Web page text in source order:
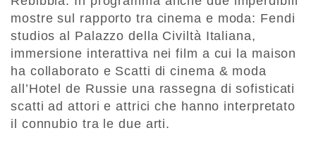
mostre sul rapporto tra cinema e moda: Fendi
studios al Palazzo della Civiltà Italiana,
immersione interattiva nei film a cui la maison
ha collaborato e Scatti di cinema & moda
all’Hotel de Russie una rassegna di sofisticati
scatti ad attori e attrici che hanno interpretato
il connubio tra le due arti.